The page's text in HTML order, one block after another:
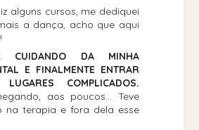
alguns cursos, me dediquei
a dança, acho que aqui
CUIDANDO DA MINHA
E FINALMENTE ENTRAR
LUGARES COMPLICADOS.
aos poucos... Teve
na terapia e fora dela esse